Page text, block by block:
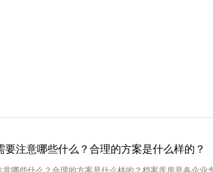
注意哪些什么？合理的方案是什么样的？
哪些什么？合理的方案是什么样的？档案库房是各企